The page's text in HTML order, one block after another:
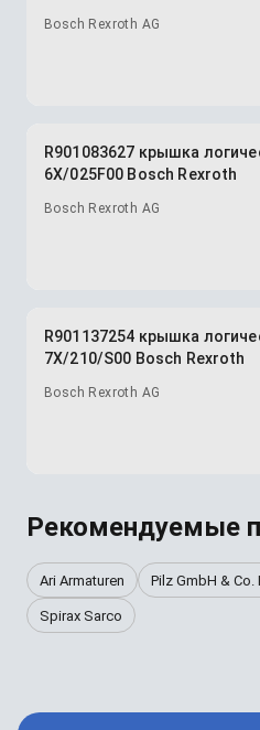
Bosch Rexroth AG
R901083627 крышка
6X/025F00 Bosch Rexroth
Bosch Rexroth AG
R901137254 крышка
7X/210/S00 Bosch Rexroth
Bosch Rexroth AG
Рекомендуемые
Ari Armaturen Pilz GmbH & Co.
Spirax Sarco